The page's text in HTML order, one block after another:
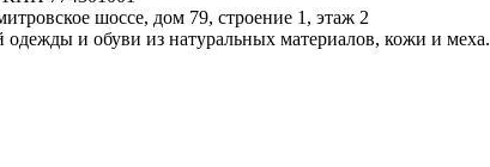
шоссе, дом 79, строение 1, этаж 2
и обуви из натуральных материалов, кожи и меха.